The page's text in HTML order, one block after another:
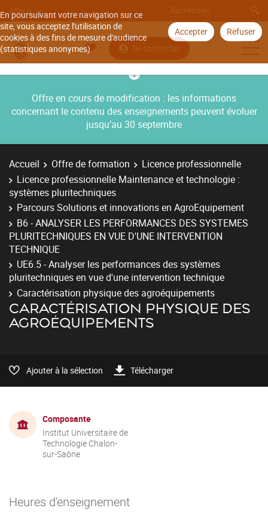
En poursuivant votre navigation sur ce
site, vous acceptez l'utilisation de
cookies à des fins de mesure d'audience
(statistiques anonymes).
Accepter Refuser
Aller à
Se connecter
Offre en cours de modification : les informations
concernant le contenu des enseignements peuvent évoluer
jusqu’au 30 septembre
Accueil Offre de formation
Licence professionnelle
Licence professionnelle Maintenance et technologie :
systèmes pluritechniques
Parcours Solutions et innovations en AgroEquipement
B6 - ANALYSER LES PERFORMANCES DES SYSTEMES
PLURITECHNIQUES EN VUE D'UNE INTERVENTION
TECHNIQUE
UE6.5 - Analyser les performances des systèmes
pluritechniques en vue d'une intervention technique
Caractérisation physique des agroéquipements
CARACTÉRISATION PHYSIQUE DES
AGROÉQUIPEMENTS
Ajouter à la sélection Télécharger
Composante
Institut Universitaire de
Technologie Chalon-
sur-Saône
Heures d'enseignement